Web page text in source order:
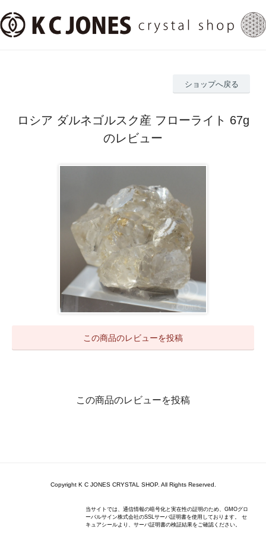
ショップへ戻る
ロシア ダルネゴルスク産 フローライト 67g
のレビュー
この商品のレビューを投稿
この商品のレビューを投稿
Copyright K C JONES CRYSTAL SHOP. All Rights Reserved.
当サイトでは、通信情報の暗号化と実在性の証明のため、GMOグロ
ーバルサイン株式会社のSSLサーバ証明書を使用しております。 セ
キュアシールより、サーバ証明書の検証結果をご確認ください。